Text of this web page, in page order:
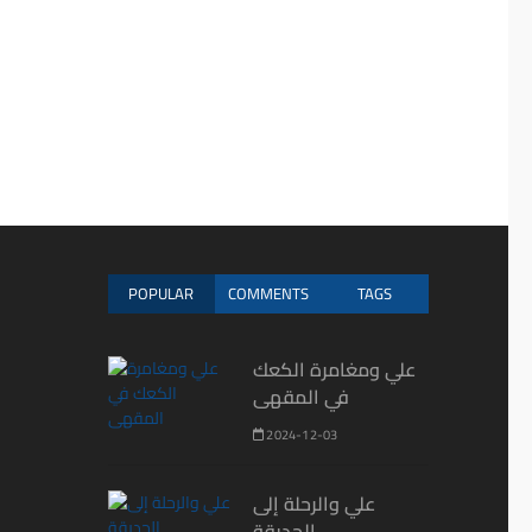
POPULAR COMMENTS TAGS
علي ومغامرة الكعك
في المقهى
2024-12-03
علي والرحلة إلى